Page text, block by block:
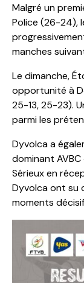
Malgré un
Police (26-24),
manches
Le dimanche,
opportunité à
25-13, 25-23).
parmi les
Dyvolca a
dominant
Sérieux en
Dyvolca ont su
moments